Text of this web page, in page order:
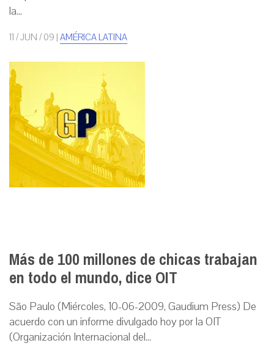
la...
11 / JUN / 09 | AMÉRICA LATINA
Más de 100 millones de chicas trabajan
en todo el mundo, dice OIT
São Paulo (Miércoles, 10-06-2009, Gaudium Press) De
acuerdo con un informe divulgado hoy por la OIT
(Organización Internacional del...